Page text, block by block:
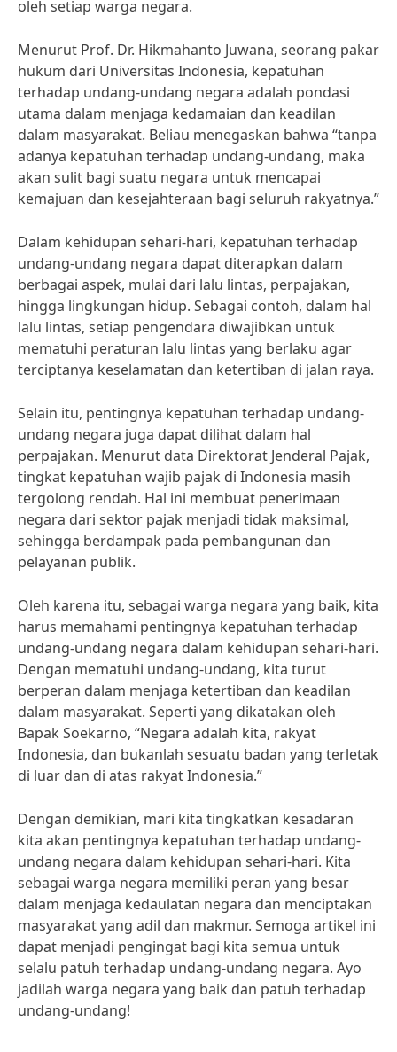
oleh setiap warga negara.
Menurut Prof. Dr. Hikmahanto Juwana, seorang pakar
hukum dari Universitas Indonesia, kepatuhan
terhadap undang-undang negara adalah pondasi
utama dalam menjaga kedamaian dan keadilan
dalam masyarakat. Beliau menegaskan bahwa “tanpa
adanya kepatuhan terhadap undang-undang, maka
akan sulit bagi suatu negara untuk mencapai
kemajuan dan kesejahteraan bagi seluruh rakyatnya.”
Dalam kehidupan sehari-hari, kepatuhan terhadap
undang-undang negara dapat diterapkan dalam
berbagai aspek, mulai dari lalu lintas, perpajakan,
hingga lingkungan hidup. Sebagai contoh, dalam hal
lalu lintas, setiap pengendara diwajibkan untuk
mematuhi peraturan lalu lintas yang berlaku agar
terciptanya keselamatan dan ketertiban di jalan raya.
Selain itu, pentingnya kepatuhan terhadap undang-
undang negara juga dapat dilihat dalam hal
perpajakan. Menurut data Direktorat Jenderal Pajak,
tingkat kepatuhan wajib pajak di Indonesia masih
tergolong rendah. Hal ini membuat penerimaan
negara dari sektor pajak menjadi tidak maksimal,
sehingga berdampak pada pembangunan dan
pelayanan publik.
Oleh karena itu, sebagai warga negara yang baik, kita
harus memahami pentingnya kepatuhan terhadap
undang-undang negara dalam kehidupan sehari-hari.
Dengan mematuhi undang-undang, kita turut
berperan dalam menjaga ketertiban dan keadilan
dalam masyarakat. Seperti yang dikatakan oleh
Bapak Soekarno, “Negara adalah kita, rakyat
Indonesia, dan bukanlah sesuatu badan yang terletak
di luar dan di atas rakyat Indonesia.”
Dengan demikian, mari kita tingkatkan kesadaran
kita akan pentingnya kepatuhan terhadap undang-
undang negara dalam kehidupan sehari-hari. Kita
sebagai warga negara memiliki peran yang besar
dalam menjaga kedaulatan negara dan menciptakan
masyarakat yang adil dan makmur. Semoga artikel ini
dapat menjadi pengingat bagi kita semua untuk
selalu patuh terhadap undang-undang negara. Ayo
jadilah warga negara yang baik dan patuh terhadap
undang-undang!